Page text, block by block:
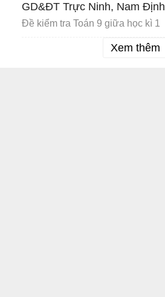
GD&ĐT Trực Ninh, Nam Định
Đề kiểm tra Toán 9 giữa học kì 1
Xem thêm